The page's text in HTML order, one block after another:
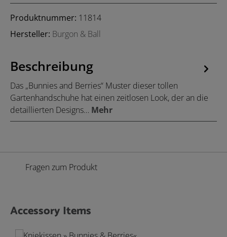
Produktnummer: 11814
Hersteller: Burgon & Ball
Beschreibung
Das „Bunnies and Berries“ Muster dieser tollen
Gartenhandschuhe hat einen zeitlosen Look, der an die
detaillierten Designs… Mehr
Fragen zum Produkt
Produktgalerie überspringen
Accessory Items